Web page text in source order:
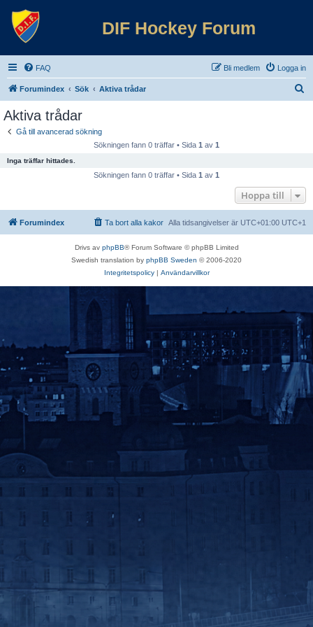
DIF Hockey Forum
FAQ Logga in
Bli medlem
Forumindex Sök Aktiva trådar
Aktiva trådar
Gå till avancerad sökning
Sökningen fann 0 träffar • Sida 1 av 1
Inga träffar hittades.
Sökningen fann 0 träffar • Sida 1 av 1
Hoppa till
Forumindex Alla tidsangivelser är UTC+01:00 UTC+1
Ta bort alla kakor
Drivs av phpBB® Forum Software © phpBB Limited
Swedish translation by phpBB Sweden © 2006-2020
Integritetspolicy| Användarvillkor